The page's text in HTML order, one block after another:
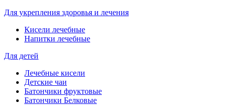
Для укрепления здоровья и лечения
Кисели лечебные
Напитки лечебные
Для детей
Лечебные кисели
Детские чаи
Батончики фруктовые
Батончики Белковые